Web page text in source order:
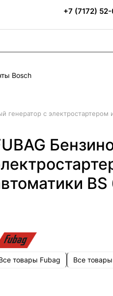
+7 (7172)
Bosch
генератор с
товары Fubag Все